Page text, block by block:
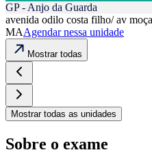
GP - Anjo da Guarda
avenida odilo costa filho/ av
MAAgendar nessa unidade
Mostrar todas
Mostrar todas as unidades
Sobre o exame